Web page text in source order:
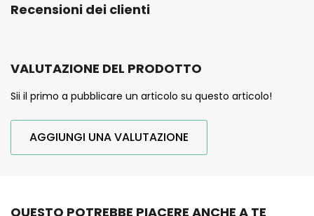
Recensioni dei clienti
VALUTAZIONE DEL PRODOTTO
Sii il primo a pubblicare un articolo su questo articolo!
AGGIUNGI UNA VALUTAZIONE
QUESTO POTREBBE PIACERE ANCHE A TE